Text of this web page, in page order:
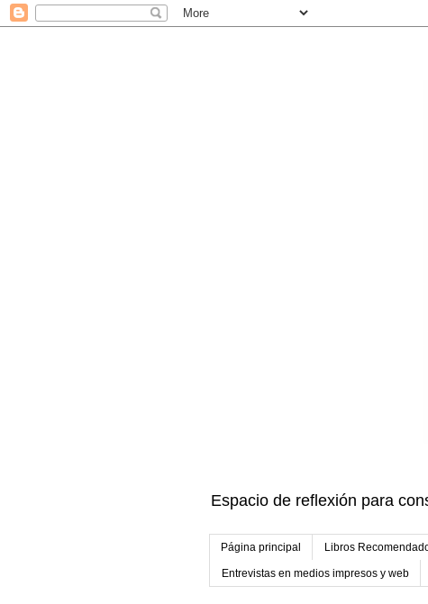
Espacio de reflexión para
Página principal Libros
Entrevistas en medios impresos y web